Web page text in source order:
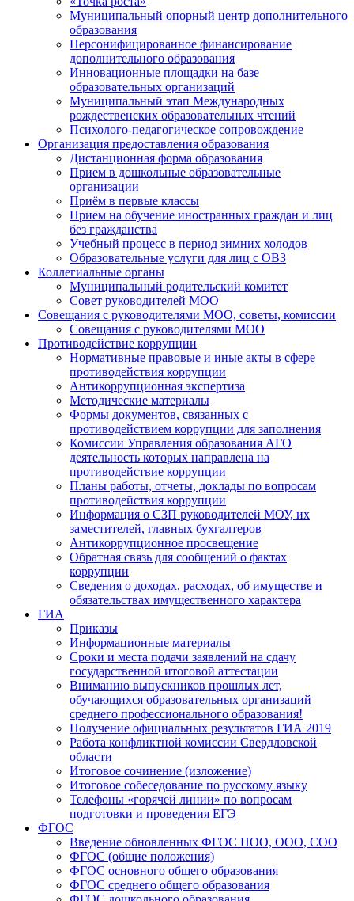
Муниципальный опорный центр дополнительного
образования
Персонифицированное финансирование
дополнительного образования
Инновационные площадки на базе
образовательных организаций
Муниципальный этап Международных
рождественских образовательных чтений
Психолого-педагогическое сопровождение
Организация предоставления образования
Дистанционная форма образования
Прием в дошкольные образовательные
организации
Приём в первые классы
Прием на обучение иностранных граждан и лиц
без гражданства
Учебный процесс в период зимних холодов
Образовательные услуги для лиц с ОВЗ
Коллегиальные органы
Муниципальный родительский комитет
Совет руководителей МОО
Совещания с руководителями МОО, советы, комиссии
Совещания с руководителями МОО
Противодействие коррупции
Нормативные правовые и иные акты в сфере
противодействия коррупции
Антикоррупционная экспертиза
Методические материалы
Формы документов, связанных с
противодействием коррупции для заполнения
Комиссии Управления образования АГО
деятельность которых направлена на
противодействие коррупции
Планы работы, отчеты, доклады по вопросам
противодействия коррупции
Информация о СЗП руководителей МОУ, их
заместителей, главных бухгалтеров
Антикоррупционное просвещение
Обратная связь для сообщений о фактах
коррупции
Сведения о доходах, расходах, об имуществе и
обязательствах имущественного характера
ГИА
Приказы
Информационные материалы
Сроки и места подачи заявлений на сдачу
государственной итоговой аттестации
Вниманию выпускников прошлых лет,
обучающихся образовательных организаций
среднего профессионального образования!
Получение официальных результатов ГИА 2019
Работа конфликтной комиссии Свердловской
области
Итоговое сочинение (изложение)
Итоговое собеседование по русскому языку
Телефоны «горячей линии» по вопросам
подготовки и проведения ЕГЭ
ФГОС
Введение обновленных ФГОС НОО, ООО, СОО
ФГОС (общие положения)
ФГОС основного общего образования
ФГОС среднего общего образования